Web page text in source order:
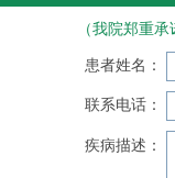
（我院郑重
患者姓名：
联系电话：
疾病描述：